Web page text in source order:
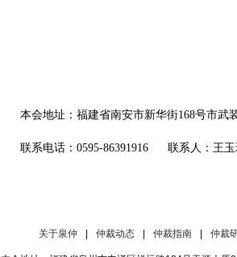
本会地址：福建省南安市新华街168号市武
联系电话： 0595-86391916 联系人： 王
关于泉仲 仲裁动态 仲裁指南 仲裁